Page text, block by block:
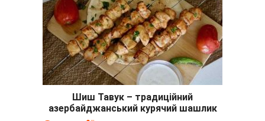
Шиш Тавук – традиційний
азербайджанський курячий шашлик